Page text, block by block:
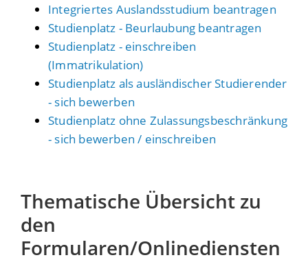
Integriertes Auslandsstudium beantragen
Studienplatz - Beurlaubung beantragen
Studienplatz - einschreiben
(Immatrikulation)
Studienplatz als ausländischer Studierender
- sich bewerben
Studienplatz ohne Zulassungsbeschränkung
- sich bewerben / einschreiben
Thematische Übersicht zu
den
Formularen/Onlinediensten